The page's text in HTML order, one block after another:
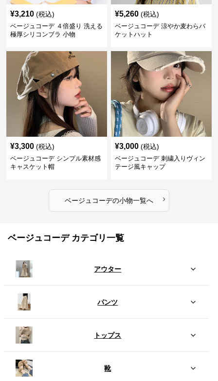
¥3,210 (税込)
ベージュコーデ ４倍盛り 洗える
極厚シリコンブラ 小物
¥5,260 (税込)
ベージュコーデ 涼やか麦わらバ
ケットハット
¥3,300 (税込)
ベージュコーデ シンプル素材感
キャスケット帽
¥3,000 (税込)
ベージュコーデ 刺繍入りヴィン
テージ風キャップ
ベージュコーデの小物一覧へ ›
ベージュコーデ カテゴリ一覧
アウター
パンツ
トップス
靴